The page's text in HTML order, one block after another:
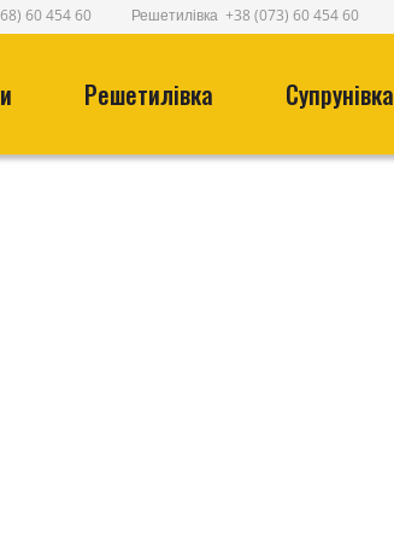
60 454 60 Решетилівка +38 (073) 60 454 60
Решетилівка Супрунівка
ОЗНАК